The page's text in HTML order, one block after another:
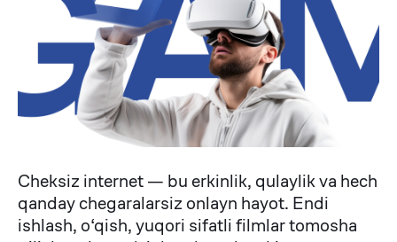
Cheksiz internet — bu erkinlik, qulaylik va hech
qanday chegaralarsiz onlayn hayot. Endi
ishlash, o‘qish, yuqori sifatli filmlar tomosha